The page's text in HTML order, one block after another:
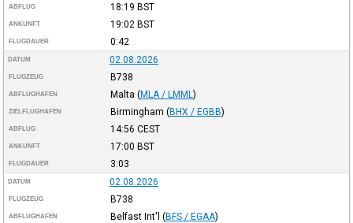
ABFLUG 18:19 BST
ANKUNFT 19:02 BST
FLUGDAUER 0:42
DATUM 02.08.2026
FLUGZEUG B738
ABFLUGHAFEN Malta (MLA / LMML )
ZIELFLUGHAFEN Birmingham (BHX / EGBB)
ABFLUG 14:56 CEST
ANKUNFT 17:00 BST
FLUGDAUER 3:03
DATUM 02.08.2026
FLUGZEUG B738
ABFLUGHAFEN Belfast Int'l (BFS / EGAA)